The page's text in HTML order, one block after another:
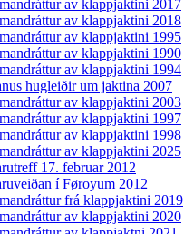
av klappjaktini 2017
av klappjaktini 2018
av klappjaktini 1995
av klappjaktini 1990
av klappjaktini 1994
hugleiðir um jaktina 2007
av klappjaktini 2003
av klappjaktini 1997
av klappjaktini 1998
av klappjaktini 2025
17. februar 2012
í Føroyum 2012
frá klappjaktini 2019
av klappjaktini 2020